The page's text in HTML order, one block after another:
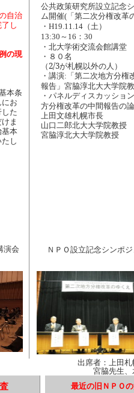
自治
し
の現
本条
お
た
ま
基本
し
公共政策研究所設立記念
ム開催( 「第二次分権改革
・ H19.11.14 （土）
13:30 ～ 16 ： 30
・北大学術交流会館講堂
・８０名
（2/3が札幌以外の人）
・講演: 「第二次地方分権
報告」宮脇淳北大大学院
・パネルディスカッション
方分権改革の中間報告の
上田文雄札幌市長
山口二郎北大大学院教授
宮脇淳北大大学院教授
演会
ＮＰＯ設立記念シンポ
市長、山口先生
澤理事長 とな
最近の旧ＮＰＯ